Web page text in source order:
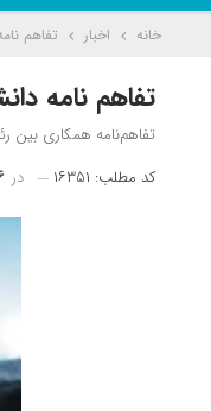
خانه اخبار تفاهم
تفاهم نامه
تفاهم‌نامه همکاری
کد مطلب: ۱۶۳۵۱ در ۶